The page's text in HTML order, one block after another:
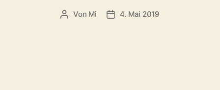
Beitragsautor
Von Mi Beitragsdatum
4. Mai 2019